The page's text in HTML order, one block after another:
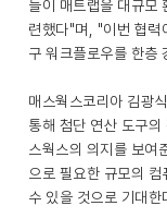
들이 매트랩을 대규모
련했다"며, "이번 협력
구 워크플로우를 한층
매스웍스코리아 김광
통해 첨단 연산 도구
스웍스의 의지를 보여
으로 필요한 규모의
수 있을 것으로 기대한